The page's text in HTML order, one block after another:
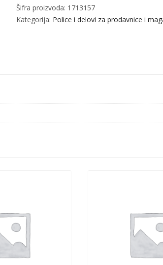
120mm
5975-
Šifra proizvoda: 1713157
Kategorija: Police i delovi za prodavnice i